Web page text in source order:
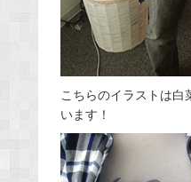
こちらのイラストは白
います！